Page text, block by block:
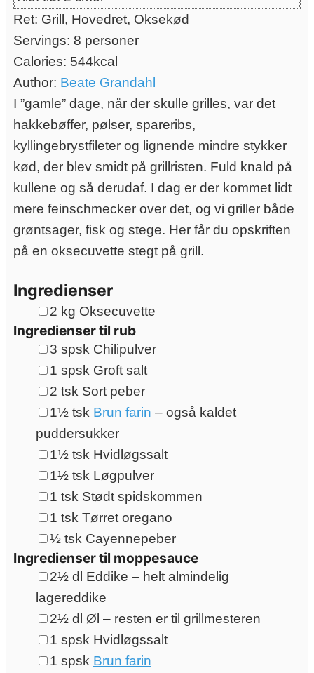
Ret: Grill, Hovedret, Oksekød
Servings: 8 personer
Calories: 544kcal
Author: Beate Grandahl
I ”gamle” dage, når der skulle grilles, var det
hakkebøffer, pølser, spareribs,
kyllingebrystfileter og lignende mindre stykker
kød, der blev smidt på grillristen. Fuld knald på
kullene og så derudaf. I dag er der kommet lidt
mere feinschmecker over det, og vi griller både
grøntsager, fisk og stege. Her får du opskriften
på en oksecuvette stegt på grill.
Ingredienser
▢
2 kg Oksecuvette
Ingredienser til rub
▢
3 spsk Chilipulver
▢
1 spsk Groft salt
▢
2 tsk Sort peber
▢
1½ tsk Brun farin – også kaldet
puddersukker
▢
1½ tsk Hvidløgssalt
▢
1½ tsk Løgpulver
▢
1 tsk Stødt spidskommen
▢
1 tsk Tørret oregano
▢
½ tsk Cayennepeber
Ingredienser til moppesauce
▢
2½ dl Eddike – helt almindelig
lagereddike
▢
2½ dl Øl – resten er til grillmesteren
▢
1 spsk Hvidløgssalt
▢
1 spsk Brun farin